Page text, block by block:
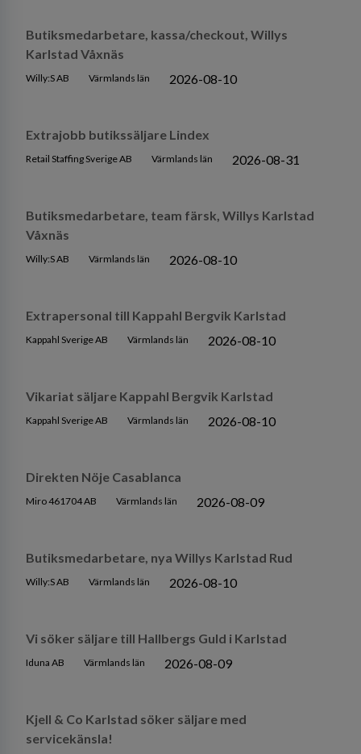
Butiksmedarbetare, kassa/checkout, Willys
Karlstad Våxnäs
Willy:S AB Värmlands län 2026-08-10
Extrajobb butikssäljare Lindex
Retail Staffing Sverige AB Värmlands län 2026-08-31
Butiksmedarbetare, team färsk, Willys Karlstad
Våxnäs
Willy:S AB Värmlands län 2026-08-10
Extrapersonal till Kappahl Bergvik Karlstad
Kappahl Sverige AB Värmlands län 2026-08-10
Vikariat säljare Kappahl Bergvik Karlstad
Kappahl Sverige AB Värmlands län 2026-08-10
Direkten Nöje Casablanca
Miro 461704 AB Värmlands län 2026-08-09
Butiksmedarbetare, nya Willys Karlstad Rud
Willy:S AB Värmlands län 2026-08-10
Vi söker säljare till Hallbergs Guld i Karlstad
Iduna AB Värmlands län 2026-08-09
Kjell & Co Karlstad söker säljare med
servicekänsla!